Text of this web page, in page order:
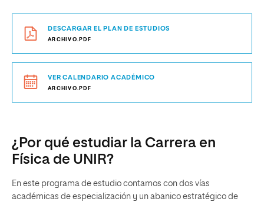
DESCARGAR EL PLAN DE ESTUDIOS
ARCHIVO.PDF
VER CALENDARIO ACADÉMICO
ARCHIVO.PDF
¿Por qué estudiar la Carrera en
Física de UNIR?
En este programa de estudio contamos con dos vías
académicas de especialización y un abanico estratégico de